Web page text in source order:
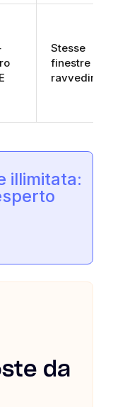
Stesse
finestre del
illimitata:
da